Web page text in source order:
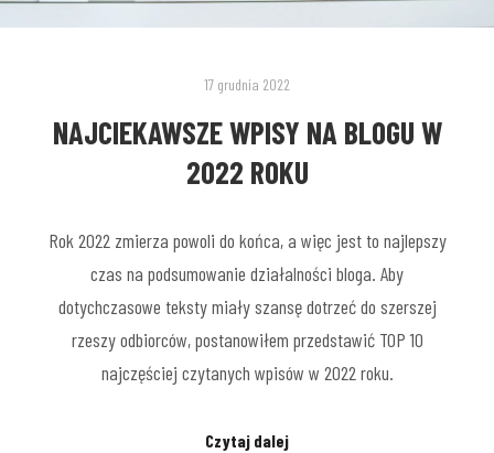
17 grudnia 2022
NAJCIEKAWSZE WPISY NA BLOGU W
2022 ROKU
Rok 2022 zmierza powoli do końca, a więc jest to najlepszy
czas na podsumowanie działalności bloga. Aby
dotychczasowe teksty miały szansę dotrzeć do szerszej
rzeszy odbiorców, postanowiłem przedstawić TOP 10
najczęściej czytanych wpisów w 2022 roku.
Czytaj dalej